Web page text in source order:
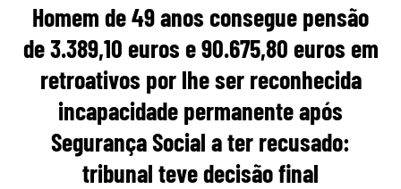
Homem de 49 anos consegue pensão
de 3.389,10 euros e 90.675,80 euros em
retroativos por lhe ser reconhecida
incapacidade permanente após
Segurança Social a ter recusado:
tribunal teve decisão final